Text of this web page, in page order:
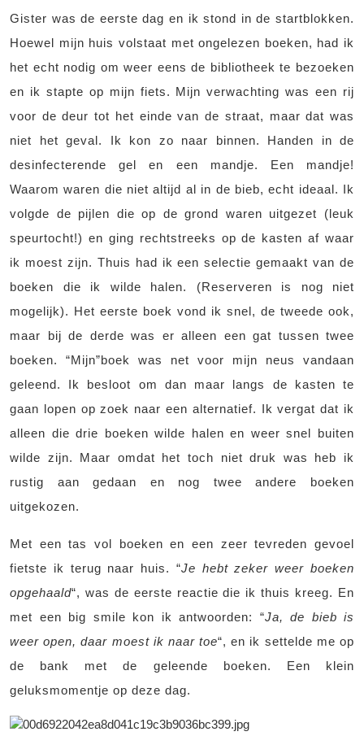
Gister was de eerste dag en ik stond in de startblokken.
Hoewel mijn huis volstaat met ongelezen boeken, had ik
het echt nodig om weer eens de bibliotheek te bezoeken
en ik stapte op mijn fiets. Mijn verwachting was een rij
voor de deur tot het einde van de straat, maar dat was
niet het geval. Ik kon zo naar binnen. Handen in de
desinfecterende gel en een mandje. Een mandje!
Waarom waren die niet altijd al in de bieb, echt ideaal. Ik
volgde de pijlen die op de grond waren uitgezet (leuk
speurtocht!) en ging rechtstreeks op de kasten af waar
ik moest zijn. Thuis had ik een selectie gemaakt van de
boeken die ik wilde halen. (Reserveren is nog niet
mogelijk). Het eerste boek vond ik snel, de tweede ook,
maar bij de derde was er alleen een gat tussen twee
boeken. “Mijn”boek was net voor mijn neus vandaan
geleend. Ik besloot om dan maar langs de kasten te
gaan lopen op zoek naar een alternatief. Ik vergat dat ik
alleen die drie boeken wilde halen en weer snel buiten
wilde zijn. Maar omdat het toch niet druk was heb ik
rustig aan gedaan en nog twee andere boeken
uitgekozen.
Met een tas vol boeken en een zeer tevreden gevoel
fietste ik terug naar huis. “Je hebt zeker weer boeken
opgehaald“, was de eerste reactie die ik thuis kreeg. En
met een big smile kon ik antwoorden: “Ja, de bieb is
weer open, daar moest ik naar toe“, en ik settelde me op
de bank met de geleende boeken. Een klein
geluksmomentje op deze dag.